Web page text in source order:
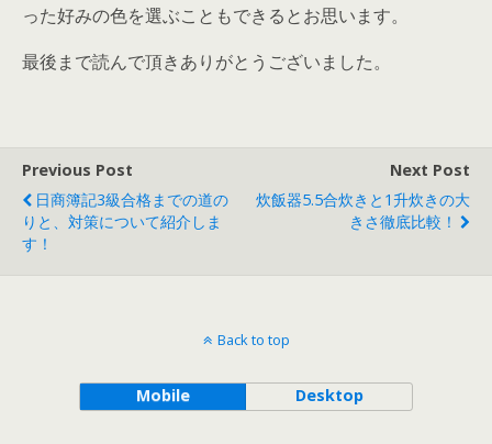
った好みの色を選ぶこともできるとお思います。
最後まで読んで頂きありがとうございました。
Previous Post
日商簿記3級合格までの道の
りと、対策について紹介しま
す！
Next Post
炊飯器5.5合炊きと1升炊きの大
きさ徹底比較！
Back to top
Mobile Desktop